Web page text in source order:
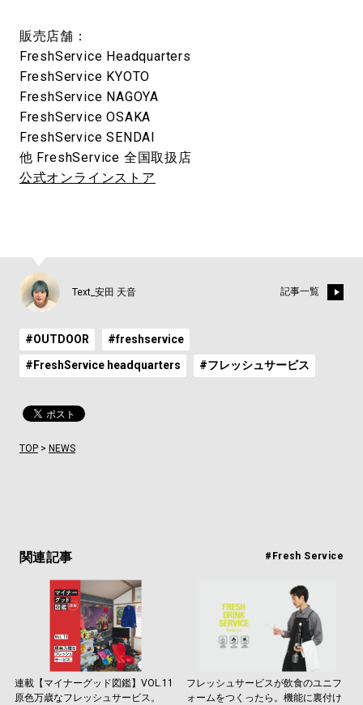
販売店舗：
FreshService Headquarters
FreshService KYOTO
FreshService NAGOYA
FreshService OSAKA
FreshService SENDAI
他 FreshService 全国取扱店
公式オンラインストア
Text_安田 天音 記事一覧
#OUTDOOR #freshservice
#FreshService headquarters #フレッシュサービス
TOP> NEWS
関連記事 #Fresh Service
連載【マイナーグッド図鑑】VOL.11
原色万歳なフレッシュサービス。
フレッシュサービスが飲食のユニフ
ォームをつくったら。機能に裏付け